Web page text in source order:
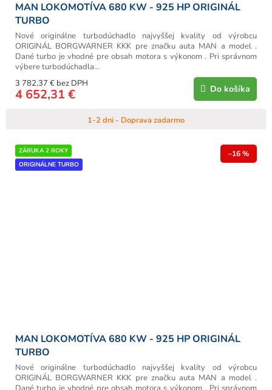
MAN LOKOMOTÍVA 680 KW - 925 HP ORIGINÁL
TURBO
1-2 dni - Doprava zadarmo
3 782,37 € bez DPH
4 652,31 € Do košíka
Nové originálne turbodúchadlo najvyššej kvality od výrobcu
ORIGINÁL BORGWARNER KKK pre značku auta MAN a model .
Dané turbo je vhodné pre obsah motora s výkonom . Pri správnom
výbere turbodúchadla...
ZÁRUKA 2 ROKY
ORIGINÁLNE TURBO
–16 %
MAN LOKOMOTÍVA 680 KW - 925 HP ORIGINÁL
TURBO
Nové originálne turbodúchadlo najvyššej kvality od výrobcu
ORIGINÁL BORGWARNER KKK pre značku auta MAN a model .